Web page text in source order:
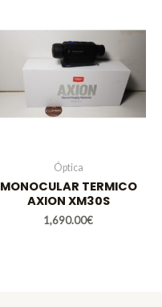
Óptica
MONOCULAR TERMICO
AXION XM30S
1,690.00€